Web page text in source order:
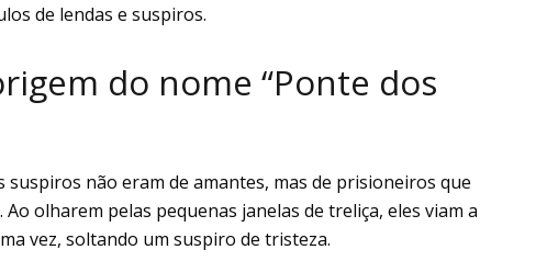
de lendas e suspiros.
do nome “Ponte dos
não eram de amantes, mas de prisioneiros que
olharem pelas pequenas janelas de treliça, eles viam a
vez, soltando um suspiro de tristeza.